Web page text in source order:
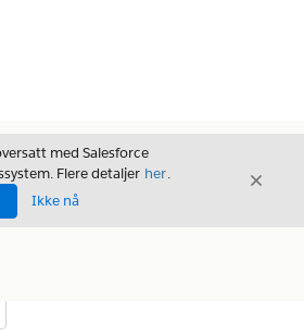
med Salesforce
Flere detaljer her.
Ikke nå
Avslutt